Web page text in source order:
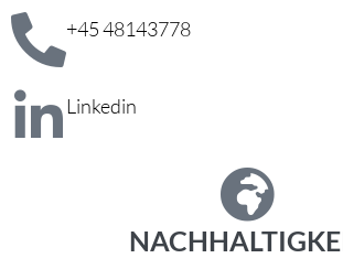
+45 48143778
Linkedin